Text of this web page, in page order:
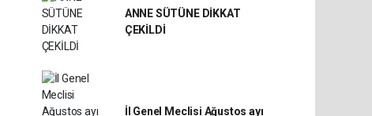
ANNE SÜTÜNE DİKKAT
ÇEKİLDİ
İl Genel Meclisi Ağustos ayı